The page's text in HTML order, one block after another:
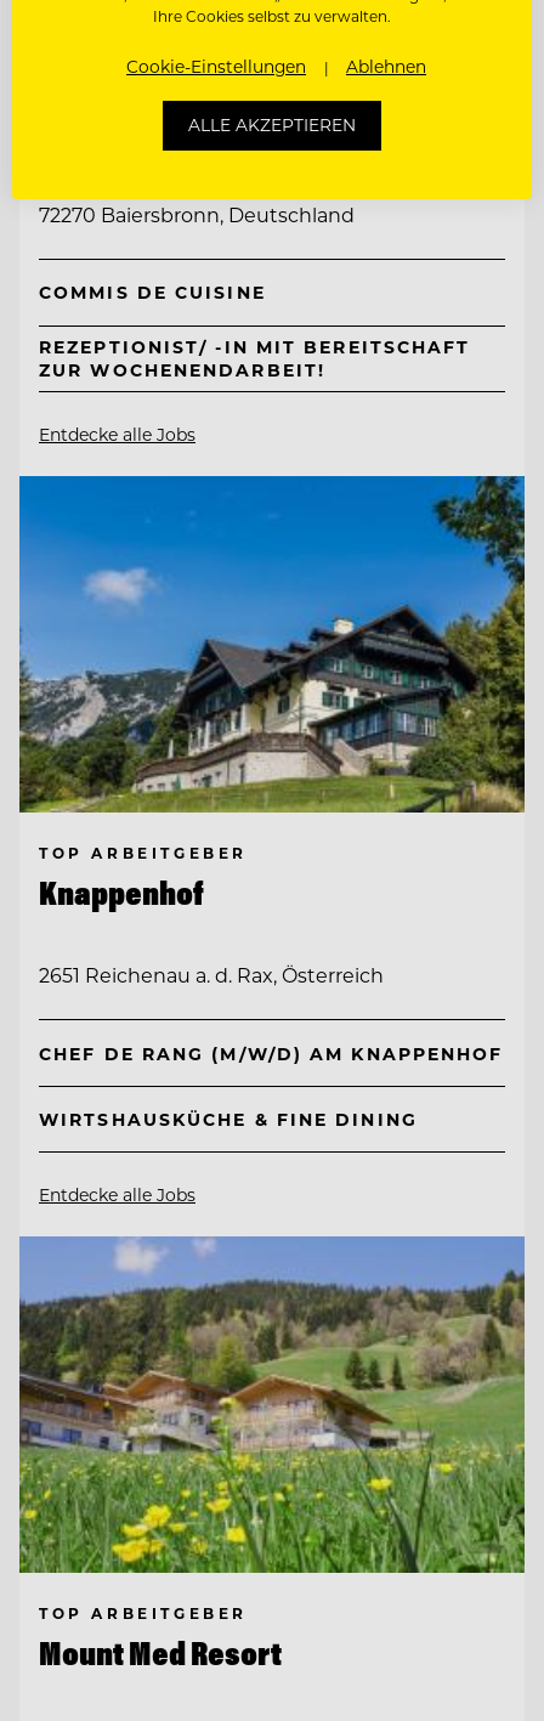
Genusshotel Sackmann
72270 Baiersbronn, Deutschland
COMMIS DE CUISINE
REZEPTIONIST/ -IN MIT BEREITSCHAFT
ZUR WOCHENENDARBEIT!
Entdecke alle Jobs
TOP ARBEITGEBER
Knappenhof
2651 Reichenau a. d. Rax, Österreich
CHEF DE RANG (M/W/D) AM KNAPPENHOF
WIRTSHAUSKÜCHE & FINE DINING
Entdecke alle Jobs
TOP ARBEITGEBER
Mount Med Resort
Ihre Cookies selbst zu verwalten.
Cookie-Einstellungen Ablehnen
ALLE AKZEPTIEREN